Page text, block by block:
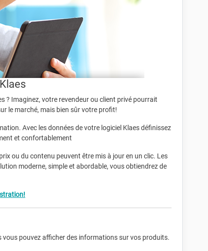
? Imaginez, votre revendeur ou client privé pourrait
le marché, mais bien sûr votre profit!
Avec les données de votre logiciel Klaes définissez
et confortablement
ou du contenu peuvent être mis à jour en un clic. Les
moderne, simple et abordable, vous obtiendrez de
vous pouvez afficher des informations sur vos produits.